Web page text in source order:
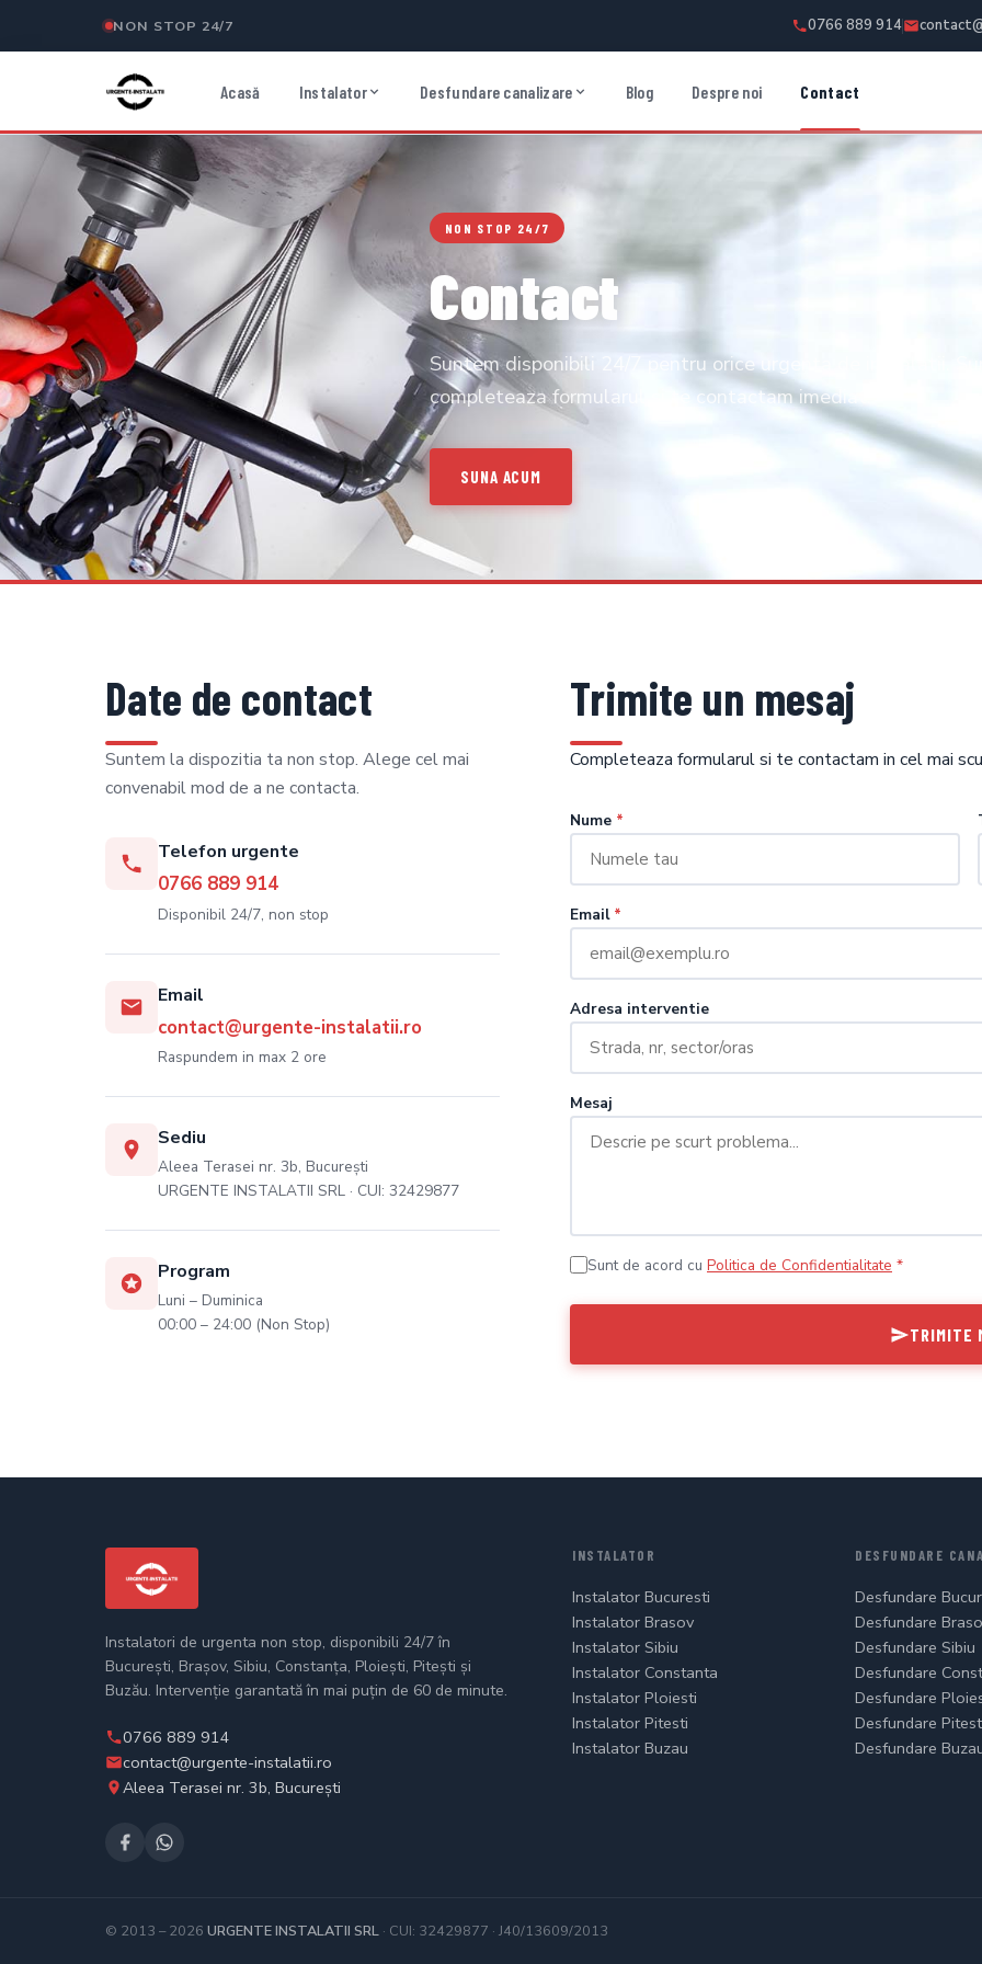
NON STOP 24/7 0766 889 914
Acasă Instalator Desfundare canalizare Blog Despre noi Contact
NON STOP 24/7
Contact
Suntem disponibili 24/7 pentru orice urgenta de instalatii.
completeaza formularul si te contactam imediat.
SUNA ACUM
Date de contact
Suntem la dispozitia ta non stop. Alege cel mai
convenabil mod de a ne contacta.
Telefon urgente
0766 889 914
Disponibil 24/7, non stop
Email
contact@urgente-instalatii.ro
Raspundem in max 2 ore
Sediu
Aleea Terasei nr. 3b, București
URGENTE INSTALATII SRL · CUI: 32429877
Program
Luni – Duminica
00:00 – 24:00 (Non Stop)
Trimite un mesaj
Completeaza formularul si te contactam in cel mai
Nume *
Email *
Adresa interventie
Mesaj
Sunt de acord cu Politica de Confidentialitate *
TRIMITE
Instalatori de urgenta non stop, disponibili 24/7 în
București, Brașov, Sibiu, Constanța, Ploiești, Pitești și
Buzău. Intervenție garantată în mai puțin de 60 de minute.
0766 889 914
contact@urgente-instalatii.ro
Aleea Terasei nr. 3b, București
INSTALATOR
Instalator Bucuresti
Instalator Brasov
Instalator Sibiu
Instalator Constanta
Instalator Ploiesti
Instalator Pitesti
Instalator Buzau
DESFUNDARE
Desfundare
Desfundare
Desfundare Sibiu
Desfundare
Desfundare
Desfundare
Desfundare
© 2013 – 2026 URGENTE INSTALATII SRL · CUI: 32429877 · J40/13609/2013